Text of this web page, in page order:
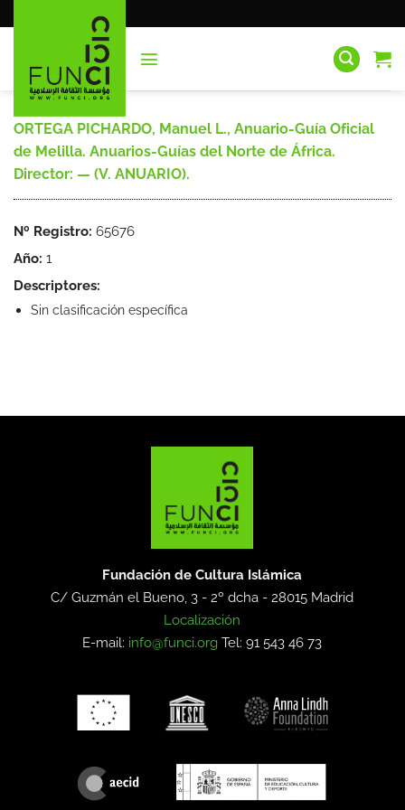
al
ORTEGA PICHARDO, Manuel L., Anuario-Guía Oficial
de Melilla. Anuarios-Guías del Norte de África.
Director: — (V. ANUARIO).
Nº Registro: 65676
Año: 1
Descriptores:
Sin clasificación específica
Fundación de Cultura Islámica
C/ Guzmán el Bueno, 3 - 2º dcha -28015 Madrid
Localización
E-mail: info@funci.org Tel: 91 543 46 73